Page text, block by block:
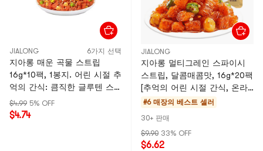
JIALONG 6가지 선택
지아롱 매운 곡물 스트립
16g*10팩, 1봉지. 어린 시절 추
억의 간식: 큼직한 글루텐 스
트립, 채식 고기 스트립, 소 힘
줄 스트립, 건두부 스트립, 매
$4.99 5% OFF
$4.74
JIALONG
지아롱 멀티그레인 스파이시
스트립, 달콤매콤맛, 16g*20팩
[추억의 어린 시절 간식, 온라
인 인기 상품] [어린 시절 추억
#6 매장의 베스트 셀러
30+ 판매
$9.90 33% OFF
$6.62